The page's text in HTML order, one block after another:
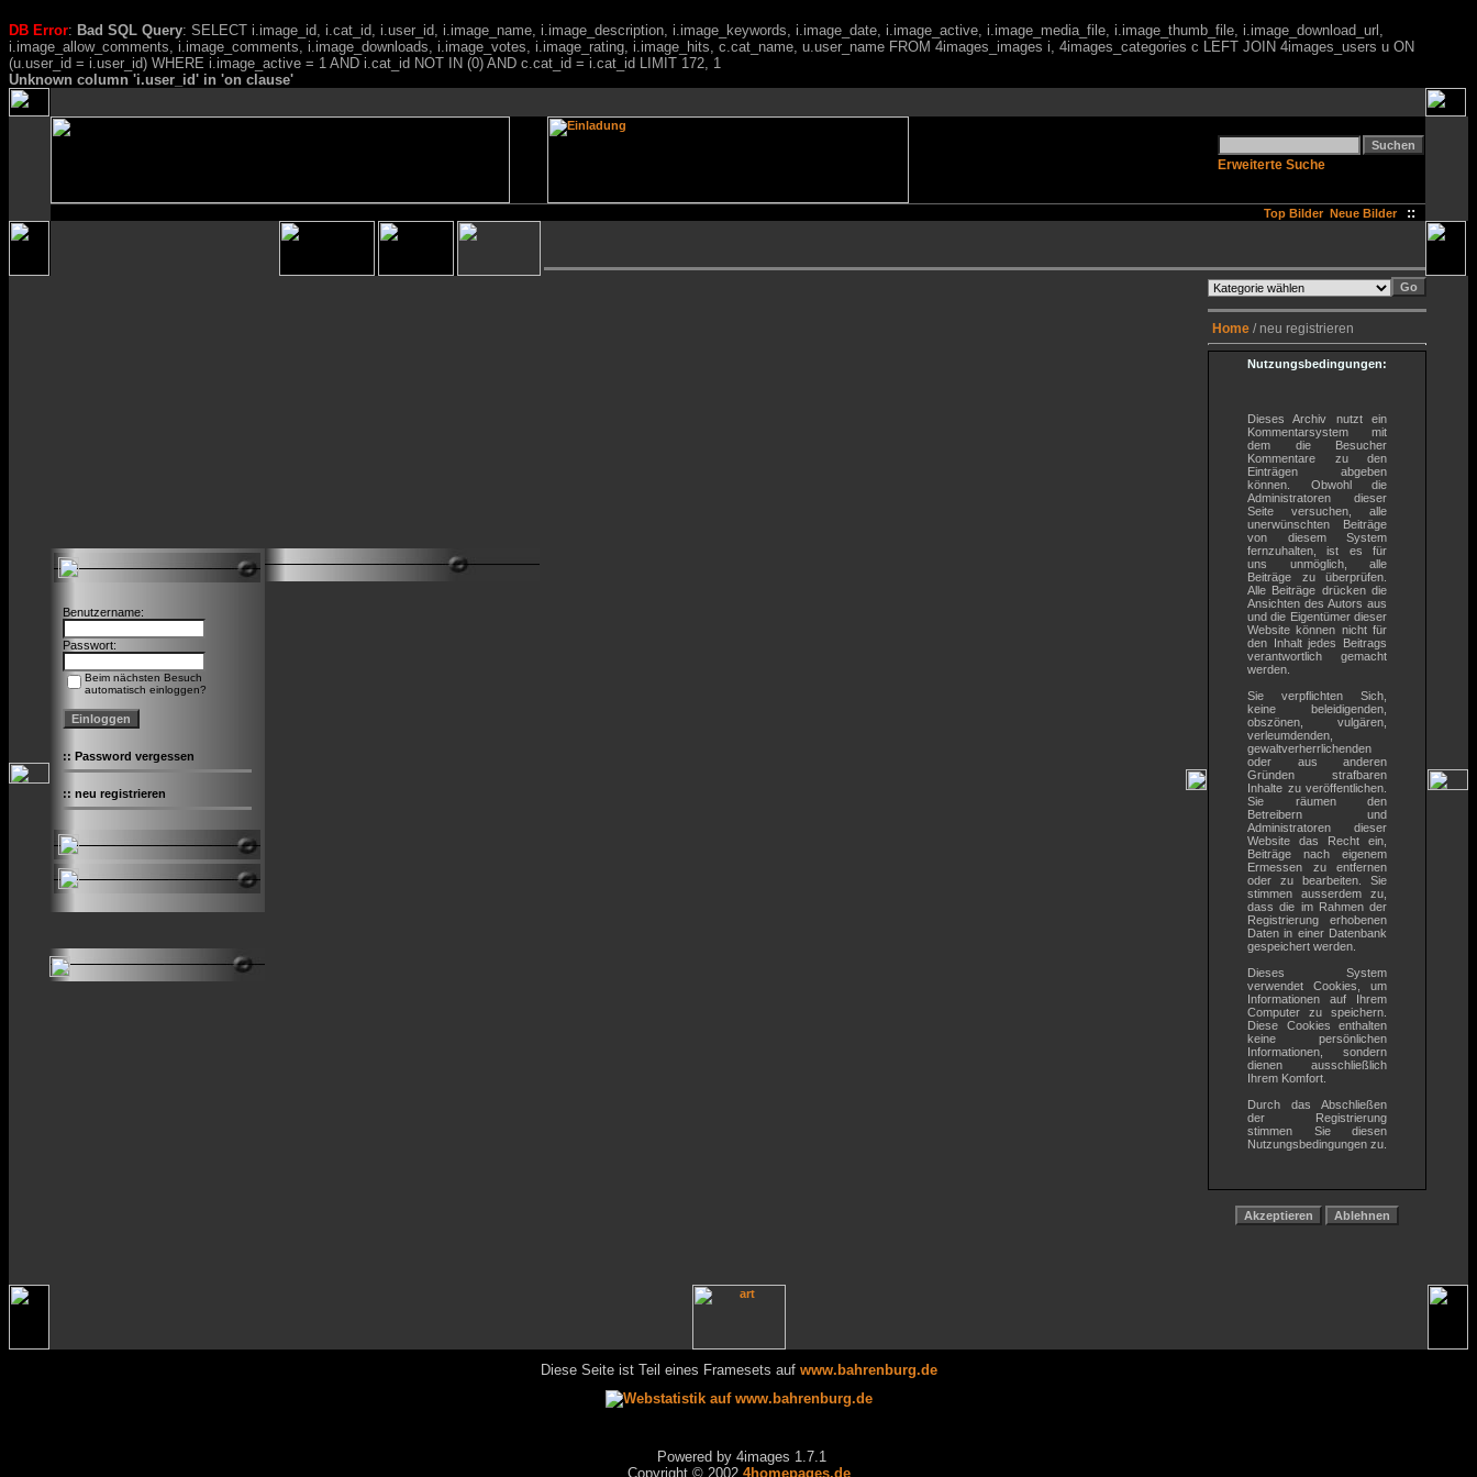
DB Error: Bad SQL Query: SELECT i.image_id, i.cat_id, i.user_id, i.image_name, i.image_description, i.image_keywords, i.image_date, i.image_active, i.image_media_file, i.image_thumb_file, i.image_download_url,
i.image_allow_comments, i.image_comments, i.image_downloads, i.image_votes, i.image_rating, i.image_hits, c.cat_name, u.user_name FROM 4images_images i, 4images_categories c LEFT JOIN 4images_users u ON
(u.user_id = i.user_id) WHERE i.image_active = 1 AND i.cat_id NOT IN (0) AND c.cat_id = i.cat_id LIMIT 172, 1
Unknown column 'i.user_id' in 'on clause'
Erweiterte Suche
Top Bilder Neue Bilder ::
Benutzername:
Passwort:
Beim nächsten Besuch
automatisch einloggen?
:: Password vergessen
:: neu registrieren
Home / neu registrieren
Nutzungsbedingungen:
Dieses Archiv nutzt ein
Kommentarsystem mit
dem die Besucher
Kommentare zu den
Einträgen abgeben
können. Obwohl die
Administratoren dieser
Seite versuchen, alle
unerwünschten Beiträge
von diesem System
fernzuhalten, ist es für
uns unmöglich, alle
Beiträge zu überprüfen.
Alle Beiträge drücken die
Ansichten des Autors aus
und die Eigentümer dieser
Website können nicht für
den Inhalt jedes Beitrags
verantwortlich gemacht
werden.
Sie verpflichten Sich,
keine beleidigenden,
obszönen, vulgären,
verleumdenden,
gewaltverherrlichenden
oder aus anderen
Gründen strafbaren
Inhalte zu veröffentlichen.
Sie räumen den
Betreibern und
Administratoren dieser
Website das Recht ein,
Beiträge nach eigenem
Ermessen zu entfernen
oder zu bearbeiten. Sie
stimmen ausserdem zu,
dass die im Rahmen der
Registrierung erhobenen
Daten in einer Datenbank
gespeichert werden.
Dieses System
verwendet Cookies, um
Informationen auf Ihrem
Computer zu speichern.
Diese Cookies enthalten
keine persönlichen
Informationen, sondern
dienen ausschließlich
Ihrem Komfort.
Durch das Abschließen
der Registrierung
stimmen Sie diesen
Nutzungsbedingungen zu.
Diese Seite ist Teil eines Framesets auf www.bahrenburg.de
Powered by 4images 1.7.1
Copyright © 2002 4homepages.de